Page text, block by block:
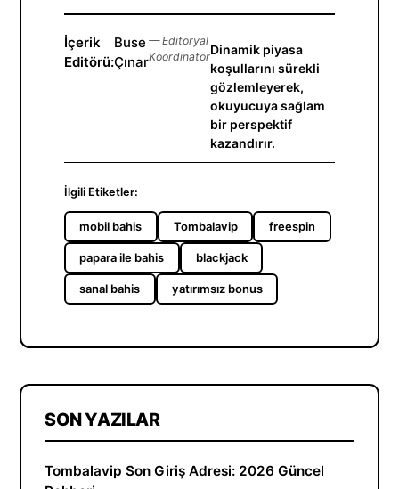
İçerik
Editörü:
Buse
Çınar
— Editoryal
KoordinatörDinamik piyasa
koşullarını sürekli
gözlemleyerek,
okuyucuya sağlam
bir perspektif
kazandırır.
İlgili Etiketler:
mobil bahis Tombalavip freespin
papara ile bahis blackjack
sanal bahis yatırımsız bonus
SON YAZILAR
Tombalavip Son Giriş Adresi: 2026 Güncel